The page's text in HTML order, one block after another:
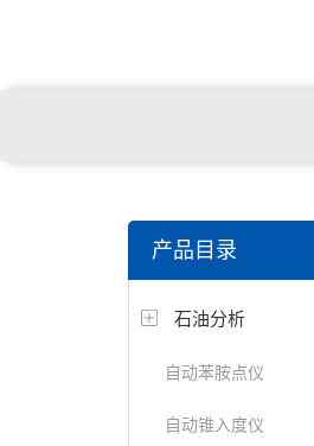
产品目录
石油分析
自动苯胺点仪
自动锥入度仪